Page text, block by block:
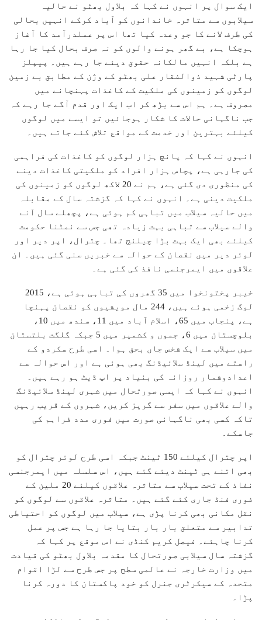
ایک سوال پر انہوں نے کہا کہ بلاول بھٹو نے حالیہ
سیلابوں سے متاثرہ خاندانوں کو آباد کرکے انہیں بحالی
کی طرف لانے کا جو وعدہ کیا تھا اس پر عملدرآمد کا آغاز
ہوچکا ہے، بے گھر ہونے والوں کو نہ صرف بحال کیا جا رہا
ہے بلکہ انہیں مالکانہ حقوق دیئے جا رہے ہیں۔ پیپلز
پارٹی شہید ذوالفقار علی بھٹو کے وژن کے مطابق بے زمین
لوگوں کو زمینوں کی ملکیت کے کاغذات پہنچانے میں
مصروف ہے۔ ہم اس سے بڑھ کر اب ایک اور قدم آگے جا رہے کہ
جب ناگہانی حالات کا شکار ہوجائیں تو ایسے میں لوگوں
کیلئے بہترین اور خدمت کے مواقع تلاش کئے جاتے ہیں۔
انہوں نے کہا کہ پانچ ہزار لوگوں کو کاغذات کی فراہمی
کی جارہی ہے، پچاس ہزار افراد کو ملکیتی کاغذات دینے
کی منظوری دی گئی ہے، ہم نے 20 لاکھ لوگوں کو زمینوں کی
ملکیت دینی ہے۔ انہوں نے کہا کہ گزشتہ سال کے مقابلہ
میں حالیہ سیلاب میں تباہی کم ہوئی ہے، پچھلے سال آنے
والے سیلاب سے تباہی بہت زیادہ تھی جس سے نمٹنا حکومت
کیلئے بھی ایک بہت بڑا چیلنج تھا۔ چترال، اپر دیر اور
لوئر دیر میں نقصان کے حوالہ سے خبریں سنی گئی ہیں۔ ان
علاقوں میں ایمرجنسی نافذ کی گئی ہے۔
خیبر پختونخوا میں 35 گھروں کی تباہی ہوئی ہے، 2015
لوگ زخمی ہوئے ہیں، 244 مال مویشیوں کو نقصان پہنچا
ہے، پنجاب میں 65، اسلام آباد میں 11، سندھ میں 10،
بلوچستان میں 6، جموں و کشمیر میں 5 جبکہ گلگت بلتستان
میں سیلاب سے ایک شخص جاں بحق ہوا۔ اسی طرح سکردو کے
راستے میں لینڈ سلائیڈنگ بھی ہوئی ہے اور اس حوالہ سے
اعدادوشمار روزانہ کی بنیاد پر اپ ڈیٹ ہو رہے ہیں۔
انہوں نے کہا کہ ایسی صورتحال میں شہری لینڈ سلائیڈنگ
والے علاقوں میں سفر سے گریز کریں، شہروں کے قریب رہیں
تاکہ کسی بھی ناگہانی صورت میں فوری مدد فراہم کی
جاسکے۔
اپر چترال کیلئے 150 ٹینٹ جبکہ اسی طرح لوئر چترال کو
بھی اتنے ہی ٹینٹ دیئے گئے ہیں، اس سلسلہ میں ایمرجنسی
نفاذ کے تحت سیلاب سے متاثرہ علاقوں کیلئے 20 ملین کے
فوری فنڈ جاری کئے گئے ہیں۔ متاثرہ علاقوں سے لوگوں کو
نقل مکانی بھی کرنا پڑی ہے، سیلاب میں لوگوں کو احتیاطی
تدابیر سے متعلق بار بار بتایا جا رہا ہے جس پر عمل
کرنا چاہئے۔ فیصل کریم کنڈی نے اس موقع پر کہا کہ
گزشتہ سال سیلابی صورتحال کا مقدمہ بلاول بھٹو کی قیادت
میں وزارت خارجہ نے عالمی سطح پر جس طرح سے لڑا اقوام
متحدہ کے سیکرٹری جنرل کو خود پاکستان کا دورہ کرنا
پڑا۔